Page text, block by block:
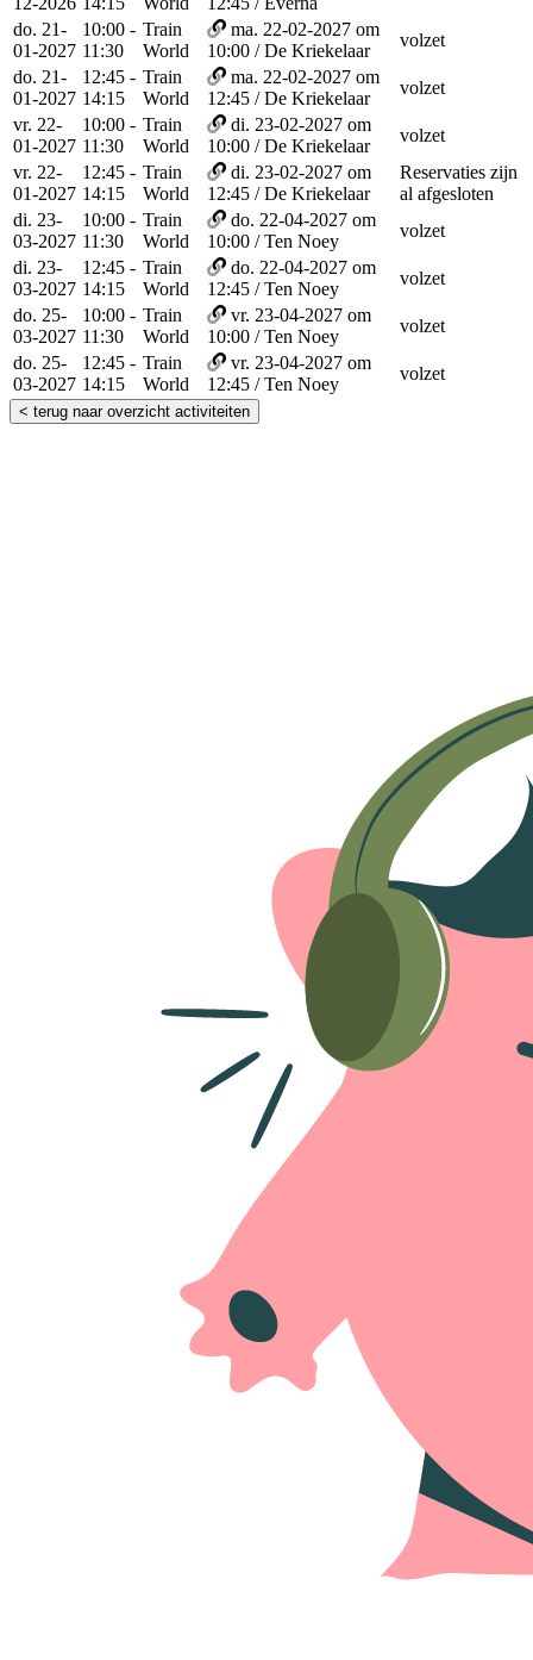
do. 21-
01-2027
10:00 -
11:30
Train
World
ma. 22-02-2027 om
10:00 / De Kriekelaar
volzet
do. 21-
01-2027
12:45 -
14:15
Train
World
ma. 22-02-2027 om
12:45 / De Kriekelaar
volzet
vr. 22-
01-2027
10:00 -
11:30
Train
World
di. 23-02-2027 om
10:00 / De Kriekelaar
volzet
vr. 22-
01-2027
12:45 -
14:15
Train
World
di. 23-02-2027 om
12:45 / De Kriekelaar
Reservaties zijn
al afgesloten
di. 23-
03-2027
10:00 -
11:30
Train
World
do. 22-04-2027 om
10:00 / Ten Noey
volzet
di. 23-
03-2027
12:45 -
14:15
Train
World
do. 22-04-2027 om
12:45 / Ten Noey
volzet
do. 25-
03-2027
10:00 -
11:30
Train
World
vr. 23-04-2027 om
10:00 / Ten Noey
volzet
do. 25-
03-2027
12:45 -
14:15
Train
World
vr. 23-04-2027 om
12:45 / Ten Noey
volzet
< terug naar overzicht activiteiten